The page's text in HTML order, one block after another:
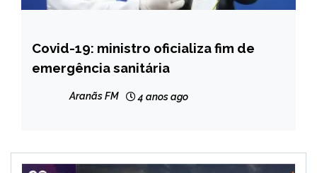
BRASIL
NOTÍCIAS
Covid-19: ministro oficializa fim de
emergência sanitária
Aranãs FM 4 anos ago